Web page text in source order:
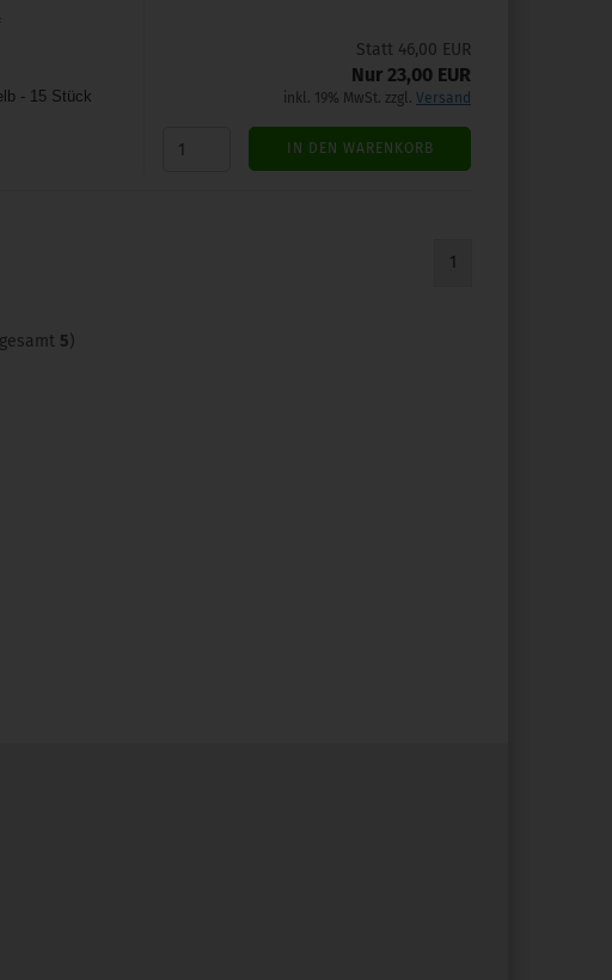
- 15 Stück
Statt 46,00 EUR
Nur 23,00 EUR
inkl. 19% MwSt. zzgl. Versand
IN DEN WARENKORB
1
5)